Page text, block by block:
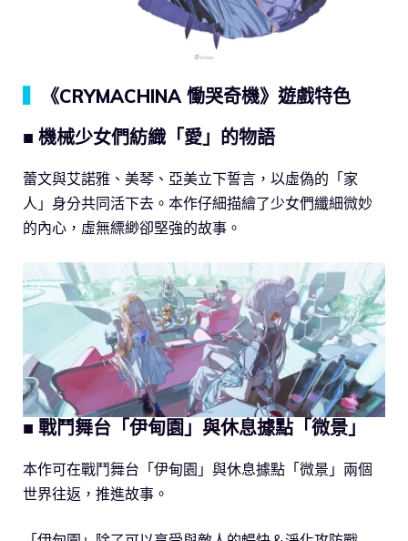
《CRYMACHINA 慟哭奇機》遊戲特色
■ 機械少女們紡織「愛」的物語
蕾文與艾諾雅、美琴、亞美立下誓言，以虛偽的「家
人」身分共同活下去。本作仔細描繪了少女們纖細微妙
的內心，虛無縹緲卻堅強的故事。
■ 戰鬥舞台「伊甸園」與休息據點「微景」
本作可在戰鬥舞台「伊甸園」與休息據點「微景」兩個
世界往返，推進故事。